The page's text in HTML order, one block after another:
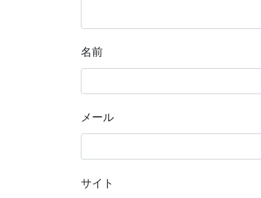
名前
メール
サイト